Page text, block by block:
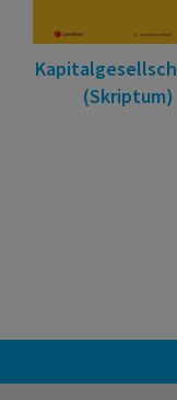
(Skriptum)